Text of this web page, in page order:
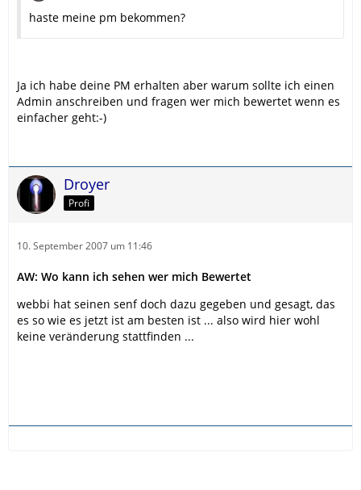
haste meine pm bekommen?
Ja ich habe deine PM erhalten aber warum sollte ich einen
Admin anschreiben und fragen wer mich bewertet wenn es
einfacher geht:-)
Droyer
Profi
10. September 2007 um 11:46
AW: Wo kann ich sehen wer mich Bewertet
webbi hat seinen senf doch dazu gegeben und gesagt, das
es so wie es jetzt ist am besten ist ... also wird hier wohl
keine veränderung stattfinden ...